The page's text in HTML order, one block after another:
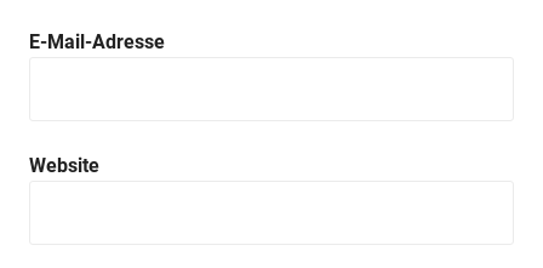
E-Mail-Adresse
Website